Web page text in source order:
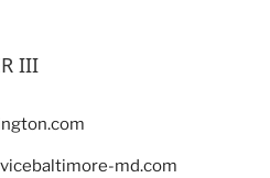
III
md.com